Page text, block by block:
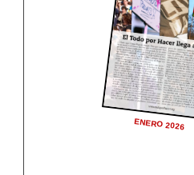
ENERO 2026